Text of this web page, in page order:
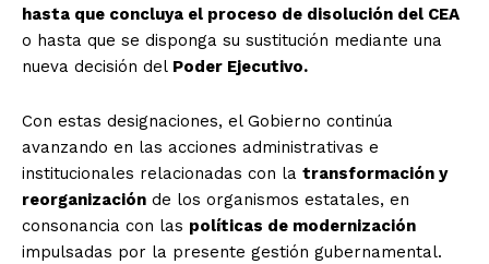
hasta que concluya el proceso de disolución del CEA
o hasta que se disponga su sustitución mediante una
nueva decisión del Poder Ejecutivo.
Con estas designaciones, el Gobierno continúa
avanzando en las acciones administrativas e
institucionales relacionadas con la transformación y
reorganización de los organismos estatales, en
consonancia con las políticas de modernización
impulsadas por la presente gestión gubernamental.